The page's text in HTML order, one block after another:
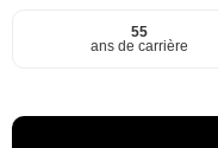
55
ans de carrière